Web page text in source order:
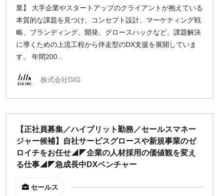
業】 大手企業やスタートアップのクライアントが抱えている
本質的な課題を見つけ、コンセプト設計、マーケティング戦
略、ブランディング、開発、グロースハックなど、課題解決
に導くための上流工程から伴走型のDX支援を展開していま
す。 年間200...
株式会社GIG
【正社員募集／ハイブリット勤務／セールスマネー
ジャー候補】自社サービスグロースや新規事業のゼ
ロイチをお任せ◢◤企業の人材採用の価値観を変え
る仕事◢◤急成長中DXベンチャー
セールス